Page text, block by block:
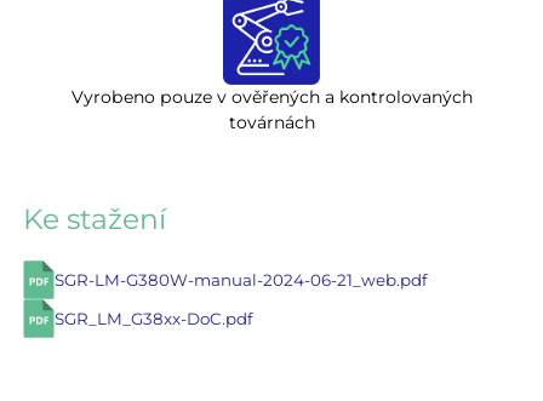
Vyrobeno pouze v ověřených a kontrolovaných
továrnách
Ke stažení
SGR-LM-G380W-manual-2024-06-21_web.pdf
SGR_LM_G38xx-DoC.pdf